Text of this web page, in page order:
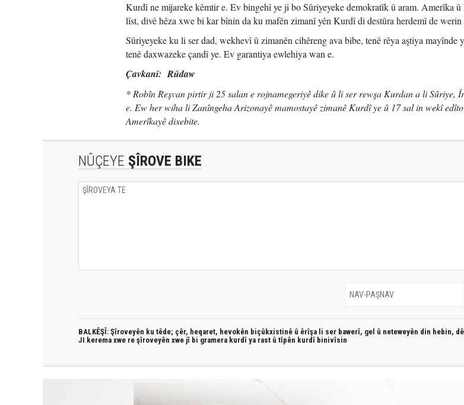
Kurdî ne mijareke kêmtir e. Ev bingehî ye ji bo Sûriyeyeke demokratîk û aram. Amerîka û
lîst, divê hêza xwe bi kar bînin da ku mafên zimanî yên Kurdî di destûra herdemî de werin
Sûriyeyeke ku li ser dad, wekhevî û zimanên cihêreng ava bibe, tenê rêya aştiya mayînde
tenê daxwazeke çandî ye. Ev garantiya ewlehiya wan e.
Çavkanî: Rûdaw
* Robîn Reşvan pirtir ji 25 salan e rojnamegeriyê dike û li ser rewşa Kurdan a li Sûriye,
e. Ew her wiha li Zanîngeha Arizonayê mamostayê zimanê Kurdî ye û 17 sal in wekî
Amerîkayê dixebite.
NÛÇEYE ŞÎROVE BIKE
BALKÊŞÎ: Şîroveyên ku têde; çêr, heqaret, hevokên biçûkxistinê û êrîşa li ser bawerî, gel û neteweyên din hebin,
JI kerema xwe re şîroveyên xwe jî bi gramera kurdî ya rast û tîpên kurdî binivîsin